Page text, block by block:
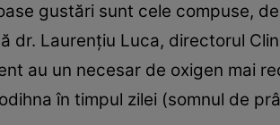
gustări sunt cele compuse,
dr. Laurenţiu Luca, directorul
au un necesar de oxigen mai
în timpul zilei (somnul de